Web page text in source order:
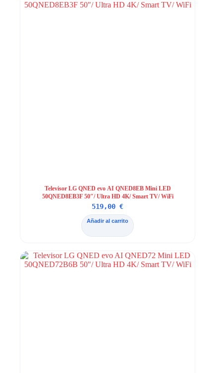
Televisor LG QNED evo AI QNED8EB Mini LED
50QNED8EB3F 50″/ Ultra HD 4K/ Smart TV/ WiFi
519,00€
Añadir al carrito